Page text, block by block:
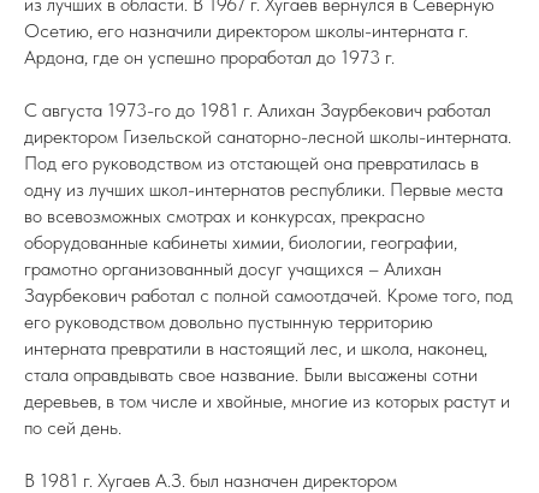
Осетию, его назначили директором школы-интерната г.
Ардона, где он успешно проработал до 1973 г.
С августа 1973-го до 1981 г. Алихан Заурбекович работал
директором Гизельской санаторно-лесной школы-интерната.
Под его руководством из отстающей она превратилась в
одну из лучших школ-интернатов республики. Первые места
во всевозможных смотрах и конкурсах, прекрасно
оборудованные кабинеты химии, биологии, географии,
грамотно организованный досуг учащихся – Алихан
Заурбекович работал с полной самоотдачей. Кроме того, под
его руководством довольно пустынную территорию
интерната превратили в настоящий лес, и школа, наконец,
стала оправдывать свое название. Были высажены сотни
деревьев, в том числе и хвойные, многие из которых растут и
по сей день.
В 1981 г. Хугаев А.З. был назначен директором